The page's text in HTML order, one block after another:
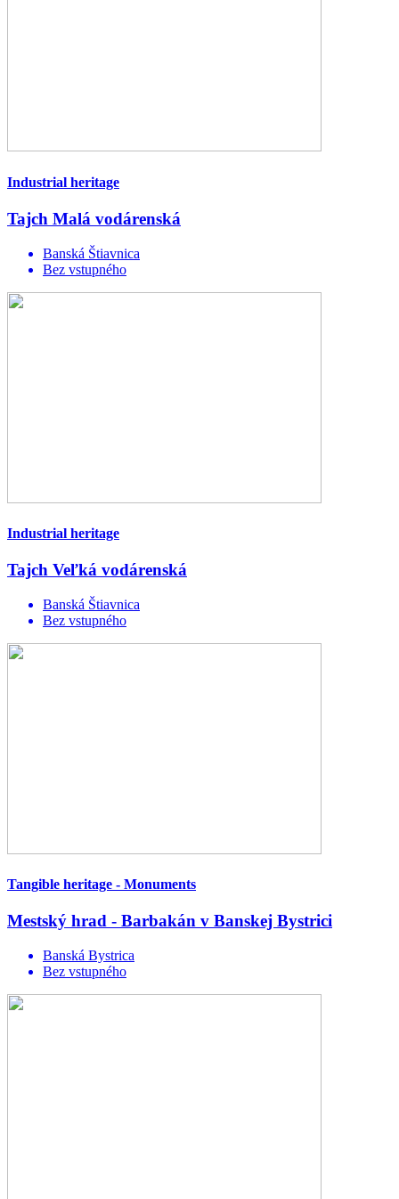
Industrial heritage
Tajch Malá vodárenská
Banská Štiavnica
Bez vstupného
Industrial heritage
Tajch Veľká vodárenská
Banská Štiavnica
Bez vstupného
Tangible heritage - Monuments
Mestský hrad - Barbakán v Banskej Bystrici
Banská Bystrica
Bez vstupného